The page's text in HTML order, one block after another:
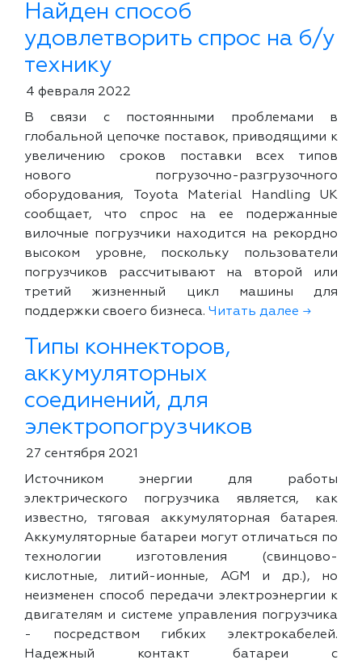
Найден способ
удовлетворить спрос на б/у
технику
4 февраля 2022
В связи с постоянными проблемами в
глобальной цепочке поставок, приводящими к
увеличению сроков поставки всех типов
нового погрузочно-разгрузочного
оборудования, Toyota Material Handling UK
сообщает, что спрос на ее подержанные
вилочные погрузчики находится на рекордно
высоком уровне, поскольку пользователи
погрузчиков рассчитывают на второй или
третий жизненный цикл машины для
поддержки своего бизнеса. Читать далее →
Типы коннекторов,
аккумуляторных
соединений, для
электропогрузчиков
27 сентября 2021
Источником энергии для работы
электрического погрузчика является, как
известно, тяговая аккумуляторная батарея.
Аккумуляторные батареи могут отличаться по
технологии изготовления (свинцово-
кислотные, литий-ионные, AGM и др.), но
неизменен способ передачи электроэнергии к
двигателям и системе управления погрузчика
- посредством гибких электрокабелей.
Надежный контакт батареи с